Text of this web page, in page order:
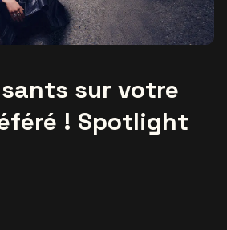
sur votre
! Spotlight